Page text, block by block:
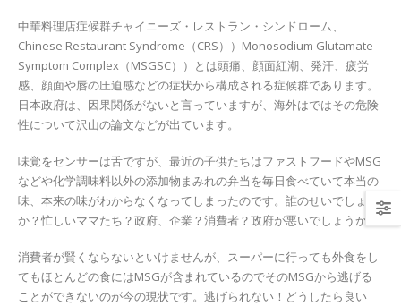
中華料理店症候群チャイニーズ・レストラン・シンドローム、
Chinese Restaurant Syndrome（CRS））Monosodium Glutamate
Symptom Complex（MSGSC））とは頭痛、顔面紅潮、発汗、疲労
感、顔面や唇の圧迫感などの症状から構成される症候群であります。
日本政府は、因果関係がないと言っていますが、海外はではその危険
性について沢山の論文などが出ています。
味覚をセンサーは舌ですが、最近の子供たちはファストフードやMSG
などや化学調味料以外の添加物まみれの弁当を毎日食べていて本当の
味、本来の味がわからなくなってしまったのです。誰のせいでしょう
か？忙しいママたち？政府、企業？消費者？政府が悪いでしょうか？
消費者が賢くならないといけませんが、スーパーに行っても外食をし
てもほとんどの食にはMSGが含まれているのでそのMSGから逃げる
ことができないのが今の現状です。逃げられない！どうしたら良い